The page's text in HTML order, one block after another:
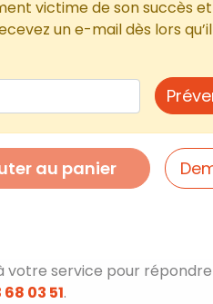
victime de son succès
un e-mail dès lors
au panier
votre service pour
68 03 51.